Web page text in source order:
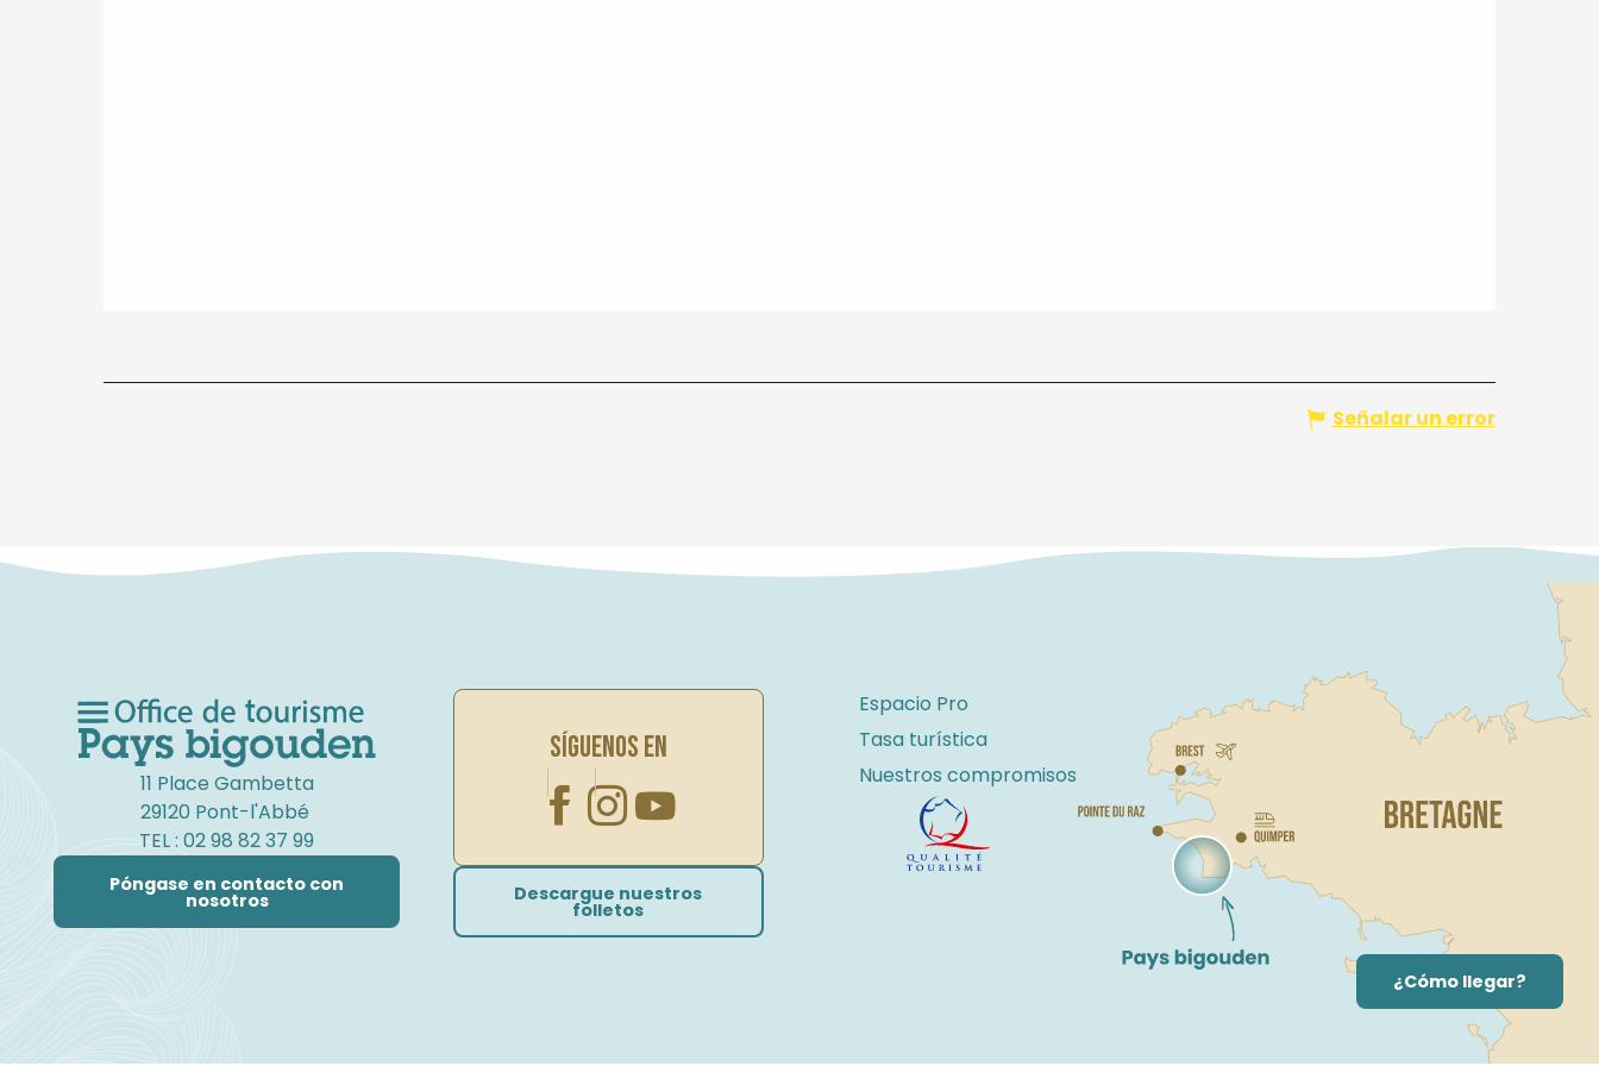
Señalar un error
11 Place Gambetta
29120 Pont-l'Abbé
TEL : 02 98 82 37 99
Póngase en contacto con
nosotros
SÍGUENOS EN
Descargue nuestros
folletos
Espacio Pro
Tasa turística
Nuestros compromisos
¿Cómo llegar?